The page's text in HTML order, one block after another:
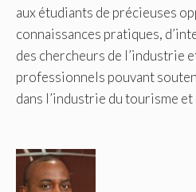
aux étudiants de précieuses
connaissances pratiques,
des chercheurs de l’industrie
professionnels pouvant
dans l’industrie du tourisme